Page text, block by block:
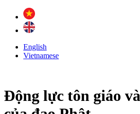
English
Vietnamese
Động lực tôn giáo